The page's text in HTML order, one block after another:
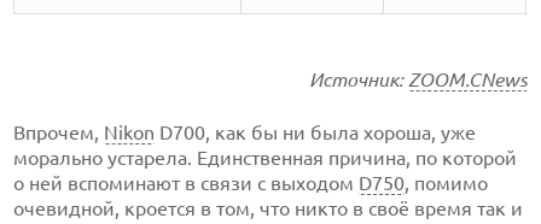
Источник: ZOOM.CNews
Впрочем, Nikon D700, как бы ни была хороша, уже
морально устарела. Единственная причина, по которой
о ней вспоминают в связи с выходом D750, помимо
очевидной, кроется в том, что никто в своё время так и